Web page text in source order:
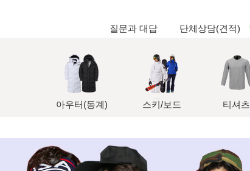
질문과 대답 단체상담(견적)
아우터(동계) 스키/보드 티셔츠